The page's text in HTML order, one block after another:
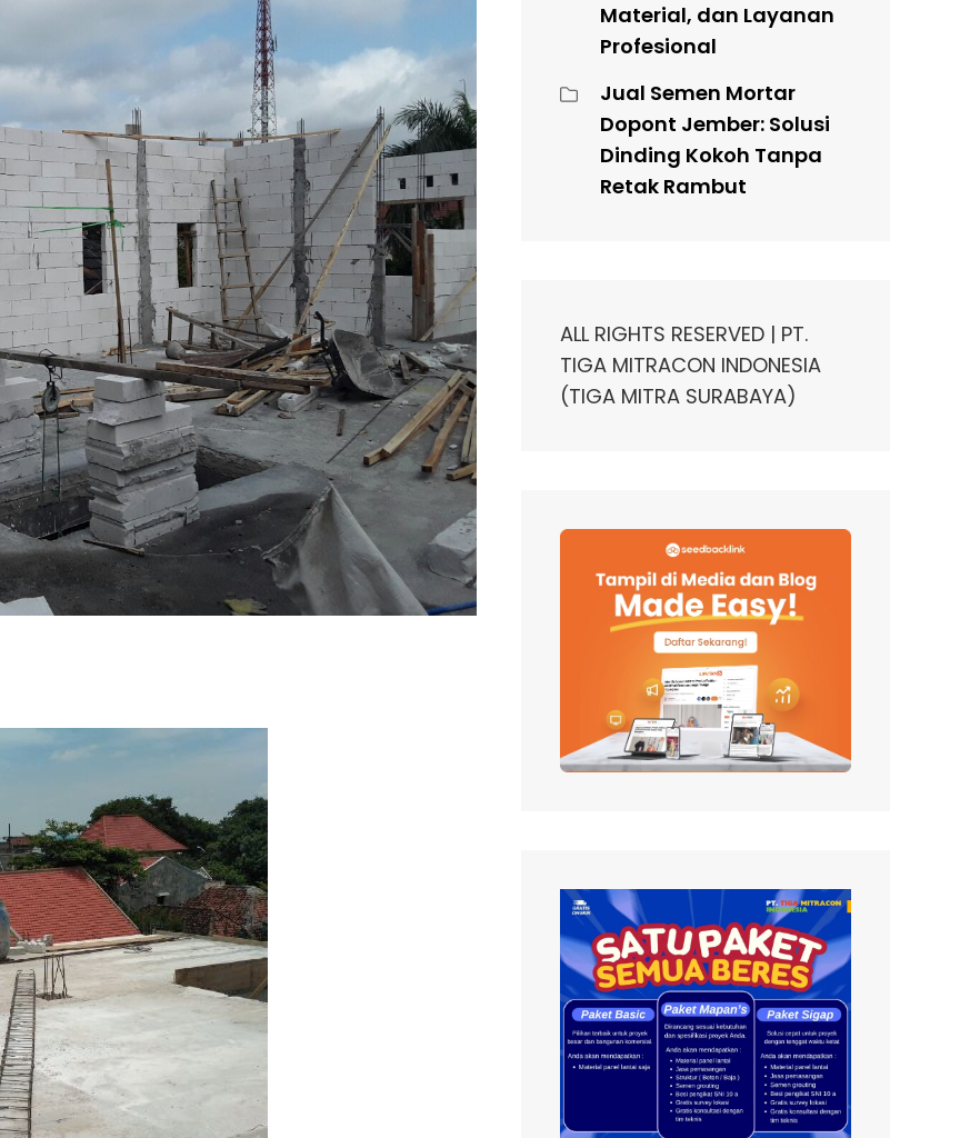
Material, dan Layanan
Profesional
Jual Semen Mortar
Dopont Jember: Solusi
Dinding Kokoh Tanpa
Retak Rambut
ALL RIGHTS RESERVED | PT.
TIGA MITRACON INDONESIA
(TIGA MITRA SURABAYA)